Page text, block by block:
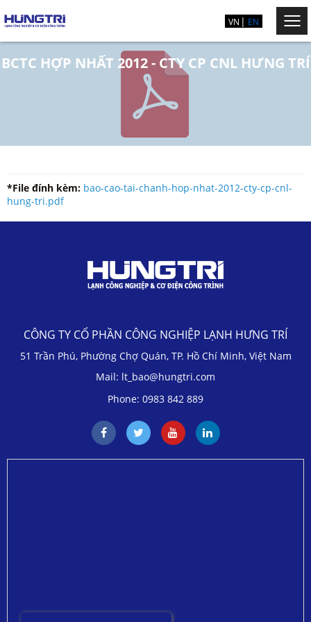
VN EN
BCTC HỢP NHẤT 2012 - CTY CP CNL HƯNG TRÍ
*File đính kèm: bao-cao-tai-chanh-hop-nhat-2012-cty-cp-cnl-
hung-tri.pdf
CÔNG TY CỔ PHẦN CÔNG NGHIỆP LẠNH HƯNG TRÍ
51 Trần Phú, Phường Chợ Quán, TP. Hồ Chí Minh, Việt Nam
Mail: lt_bao@hungtri.com
Phone: 0983 842 889